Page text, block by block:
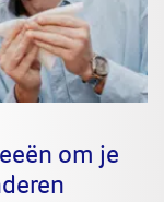
om je